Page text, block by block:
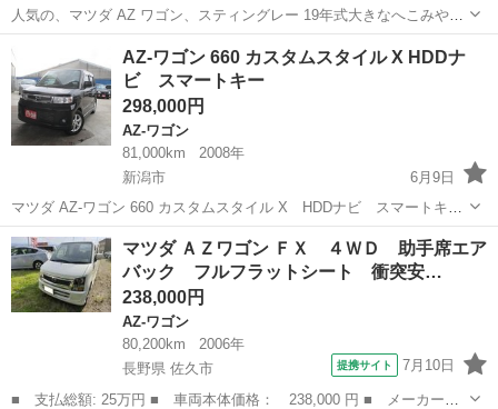
人気の、マツダ AZ ワゴン、スティングレー 19年式大きなへこみやキ
ズもなく綺麗な方かと思います！ 人気のパープルでおしゃれな感じで
す！ 内装は汚れの目立ちにくい黒系です。 前のオーナーは女性でした
のであまり刷れもな...
AZ-ワゴン
AZ-ワゴン 660 カスタムスタイル X HDDナ
ビ スマートキー
298,000円
AZ-ワゴン
81,000km
2008年
新潟市
6月9日
マツダ AZ-ワゴン 660 カスタムスタイル X HDDナビ スマートキ
ー （ブラック） 本体価格 298,000円 年式(初度登録年):2008(H20) 走行
距離:8.1万km 修復歴:なし リサイクル料:リ済...
新潟 新潟市 AZ-ワゴン 法定
マツダ ＡＺワゴン ＦＸ ４ＷＤ 助手席エア
バック フルフラットシート 衝突安…
238,000円
AZ-ワゴン
80,200km
2006年
長野県 佐久市
提携サイト 7月10日
■ 支払総額: 25万円 ■ 車両本体価格： 238,000 円 ■ メーカー